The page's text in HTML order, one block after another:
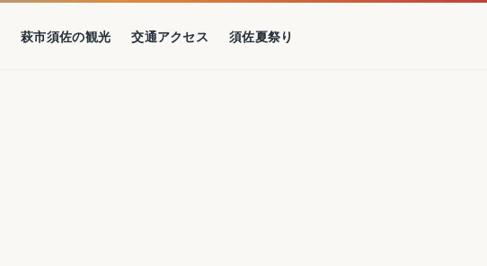
萩市須佐の観光 交通アクセス 須佐夏祭り